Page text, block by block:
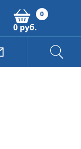
0
0 руб.